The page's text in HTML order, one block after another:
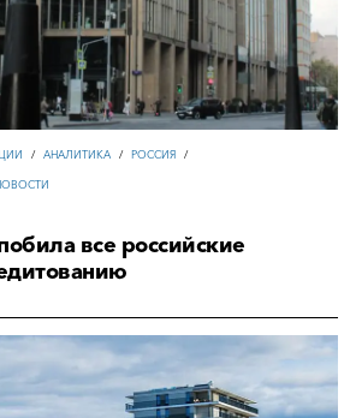
/ АНАЛИТИКА / РОССИЯ /
все российские